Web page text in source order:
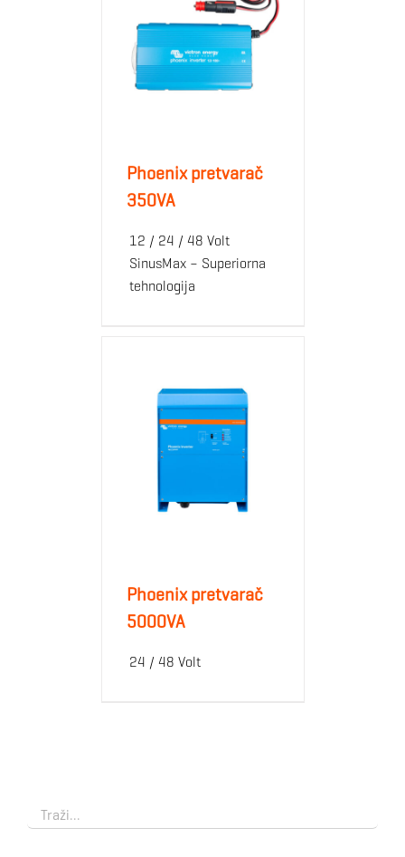
Phoenix pretvarač
350VA
12 / 24 / 48 Volt
SinusMax – Superiorna
tehnologija
Phoenix pretvarač
5000VA
24 / 48 Volt